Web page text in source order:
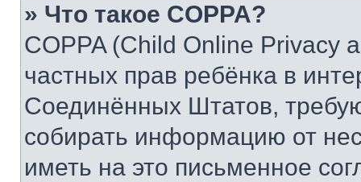
» Что такое COPPA?
COPPA (Child Online Privacy
частных прав ребёнка в
Соединённых Штатов,
собирать информацию от
иметь на это письменное